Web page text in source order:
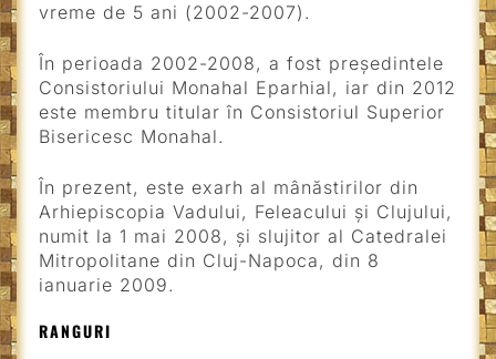
vreme de 5 ani (2002-2007).
În perioada 2002-2008, a fost preşedintele
Consistoriului Monahal Eparhial, iar din 2012
este membru titular în Consistoriul Superior
Bisericesc Monahal.
În prezent, este exarh al mânăstirilor din
Arhiepiscopia Vadului, Feleacului şi Clujului,
numit la 1 mai 2008, şi slujitor al Catedralei
Mitropolitane din Cluj-Napoca, din 8
ianuarie 2009.
RANGURI